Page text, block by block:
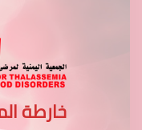
خارطة